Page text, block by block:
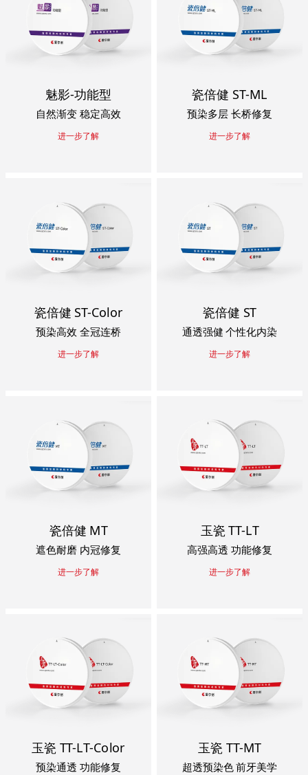
魅影-功能型
自然渐变 稳定高效
进一步了解
瓷倍健 ST-ML
预染多层 长桥修复
进一步了解
瓷倍健 ST-Color
预染高效 全冠连桥
进一步了解
瓷倍健 ST
通透强健 个性化内染
进一步了解
瓷倍健 MT
遮色耐磨 内冠修复
进一步了解
玉瓷 TT-LT
高强高透 功能修复
进一步了解
玉瓷 TT-LT-Color
预染通透 功能修复
玉瓷 TT-MT
超透预染色 前牙美学